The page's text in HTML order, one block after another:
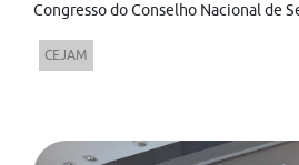
Congresso do Conselho Nacional de
CEJAM